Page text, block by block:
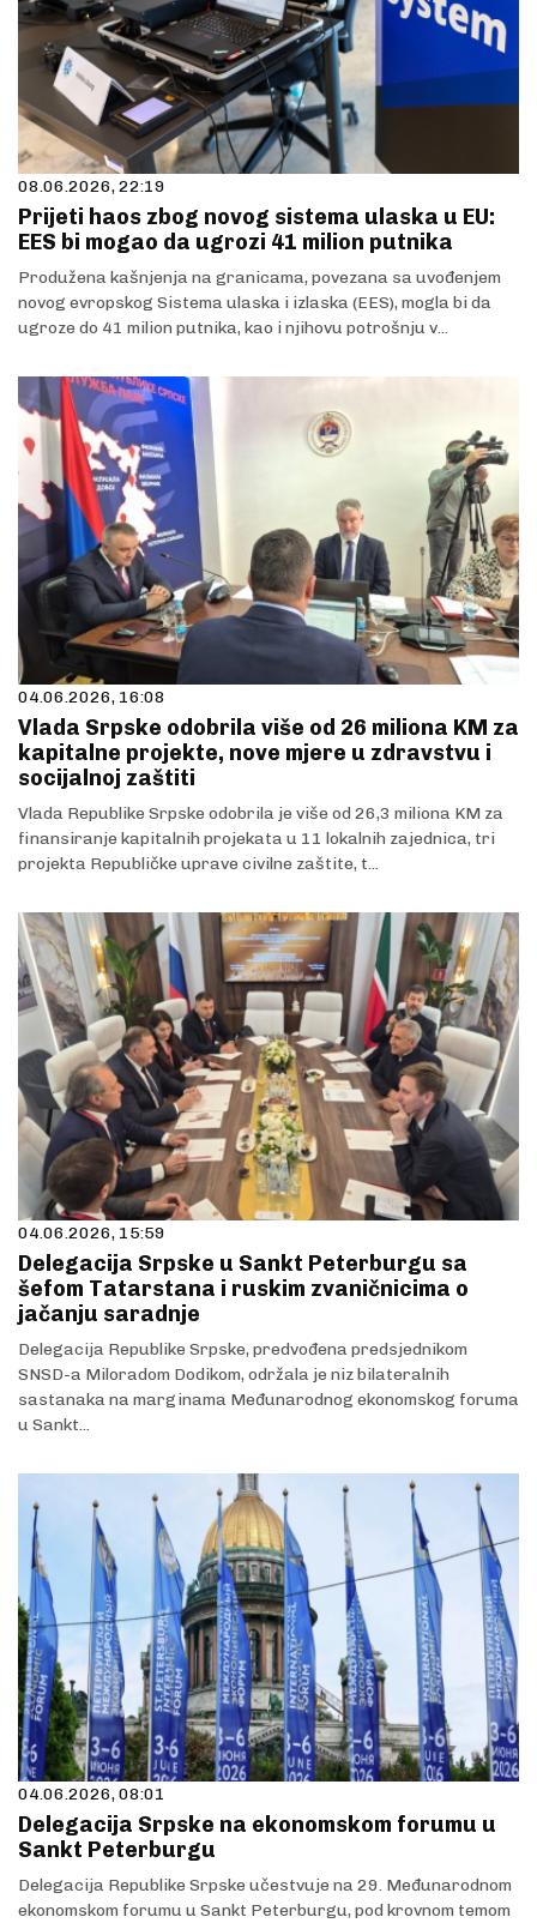
08.06.2026, 22:19
Prijeti haos zbog novog sistema ulaska u EU:
EES bi mogao da ugrozi 41 milion putnika
Produžena kašnjenja na granicama, povezana sa uvođenjem
novog evropskog Sistema ulaska i izlaska (EES), mogla bi da
ugroze do 41 milion putnika, kao i njihovu potrošnju v...
04.06.2026, 16:08
Vlada Srpske odobrila više od 26 miliona KM za
kapitalne projekte, nove mjere u zdravstvu i
socijalnoj zaštiti
Vlada Republike Srpske odobrila je više od 26,3 miliona KM za
finansiranje kapitalnih projekata u 11 lokalnih zajednica, tri
projekta Republičke uprave civilne zaštite, t...
04.06.2026, 15:59
Delegacija Srpske u Sankt Peterburgu sa
šefom Tatarstana i ruskim zvaničnicima o
jačanju saradnje
Delegacija Republike Srpske, predvođena predsjednikom
SNSD-a Miloradom Dodikom, održala je niz bilateralnih
sastanaka na marginama Međunarodnog ekonomskog foruma
u Sankt...
04.06.2026, 08:01
Delegacija Srpske na ekonomskom forumu u
Sankt Peterburgu
Delegacija Republike Srpske učestvuje na 29. Međunarodnom
ekonomskom forumu u Sankt Peterburgu, pod krovnom temom